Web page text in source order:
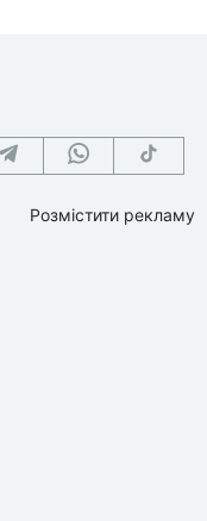
Розмістити рекламу